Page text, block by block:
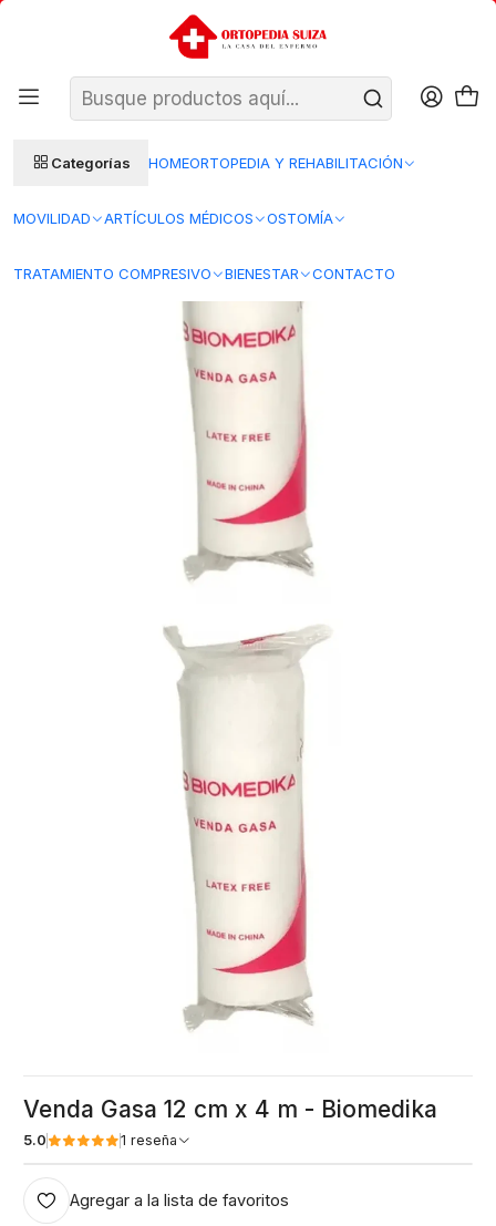
Categorías HOMEORTOPEDIA Y REHABILITACIÓN
MOVILIDAD ARTÍCULOS MÉDICOS OSTOMÍA
TRATAMIENTO COMPRESIVO BIENESTAR CONTACTO
SANTIAGO: ENTREGA AL DÍA HÁBIL SIGUIENTE (L–V)
REGIONES 48–72 HORAS HÁBILES
Insumos Medicos Curacion herida Vendas para curacion
Venda Gasa 12 cm x 4 m - Biomedika
Venda Gasa 12 cm x 4 m - Biomedika
5.0 1 reseña
Agregar a la lista de favoritos